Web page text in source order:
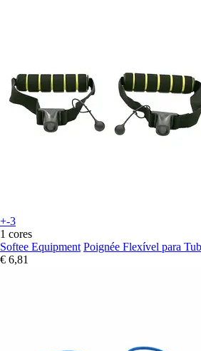
+-3
1 cores
Softee Equipment Poignée Flexível para
€ 6,81